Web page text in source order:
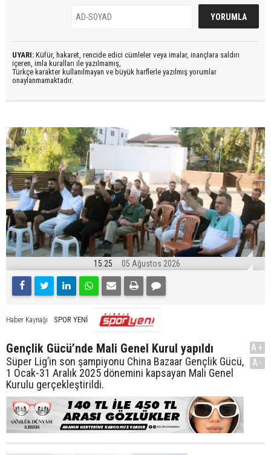
UYARI: Küfür, hakaret, rencide edici cümleler veya imalar, inançlara saldırı
içeren, imla kuralları ile yazılmamış,
Türkçe karakter kullanılmayan ve büyük harflerle yazılmış yorumlar
onaylanmamaktadır.
15:25 05 Ağustos 2026
Haber Kaynağı SPOR YENİ
Gençlik Gücü’nde Mali Genel Kurul yapıldı
Süper Lig’in son şampiyonu China Bazaar Gençlik Gücü,
1 Ocak-31 Aralık 2025 dönemini kapsayan Mali Genel
Kurulu gerçekleştirildi.
A+
A-